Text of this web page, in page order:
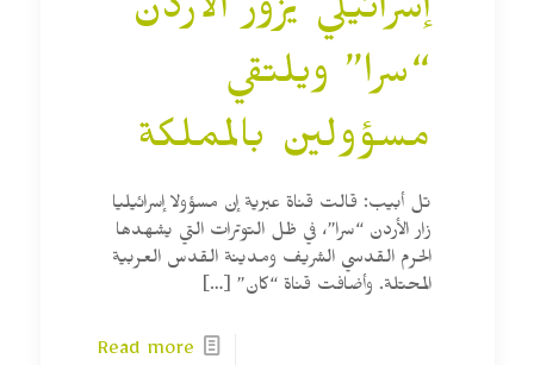
إسرائيلي يزور الأردن
“سرا” ويلتقي
مسؤولين بالمملكة
تل أبيب: قالت قناة عبرية إن مسؤولا إسرائيليا
زار الأردن “سرا”، في ظل التوترات التي يشهدها
الحرم القدسي الشريف ومدينة القدس العربية
المحتلة. وأضافت قناة “كان” […]
Read more